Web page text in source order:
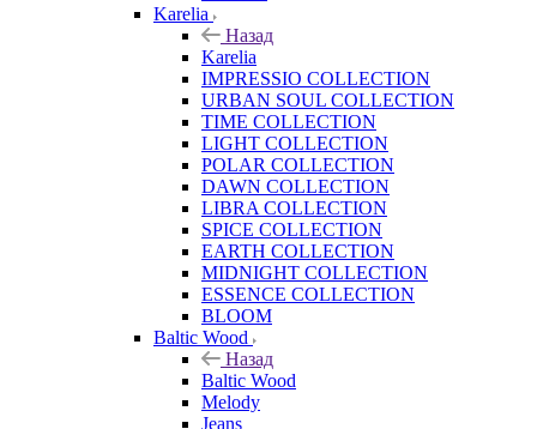
Karelia
Назад
Karelia
IMPRESSIO COLLECTION
URBAN SOUL COLLECTION
TIME COLLECTION
LIGHT COLLECTION
POLAR COLLECTION
DAWN COLLECTION
LIBRA COLLECTION
SPICE COLLECTION
EARTH COLLECTION
MIDNIGHT COLLECTION
ESSENCE COLLECTION
BLOOM
Baltic Wood
Назад
Baltic Wood
Melody
Jeans